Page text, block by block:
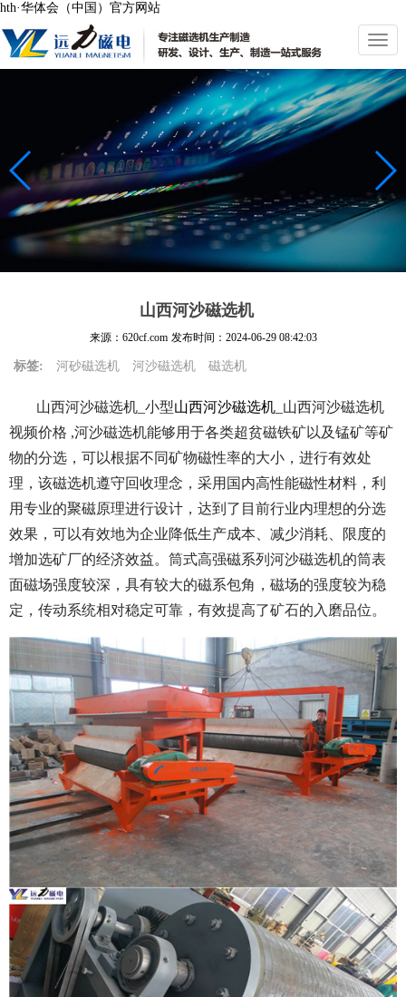
hth·华体会（中国）官方网站
切
换
导
航
山西河沙磁选机
来源：620cf.com 发布时间： 2024-06-29 08:42:03
标签: 河砂磁选机 河沙磁选机 磁选机
山西河沙磁选机_小型山西河沙磁选机 _山西河沙磁选机
视频价格 ,河沙磁选机能够用于各类超贫磁铁矿以及锰矿等矿
物的分选，可以根据不同矿物磁性率的大小，进行有效处
理，该磁选机遵守回收理念，采用国内高性能磁性材料，利
用专业的聚磁原理进行设计，达到了目前行业内理想的分选
效果，可以有效地为企业降低生产成本、减少消耗、限度的
增加选矿厂的经济效益。筒式高强磁系列河沙磁选机的筒表
面磁场强度较深，具有较大的磁系包角，磁场的强度较为稳
定，传动系统相对稳定可靠，有效提高了矿石的入磨品位。